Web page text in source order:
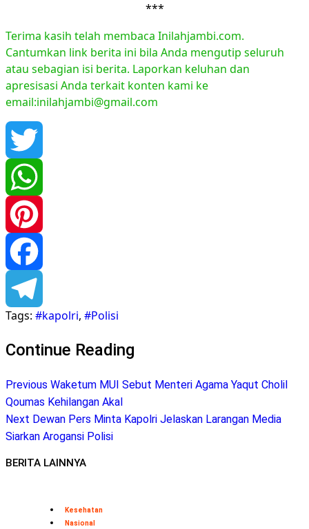
***
Terima kasih telah membaca Inilahjambi.com.
Cantumkan link berita ini bila Anda mengutip seluruh
atau sebagian isi berita. Laporkan keluhan dan
apresisasi Anda terkait konten kami ke
email:inilahjambi@gmail.com
Twitter
WhatsApp
Pinterest
Facebook
Telegram
Tags: #kapolri, #Polisi
Continue Reading
Previous Waketum MUI Sebut Menteri Agama Yaqut Cholil
Qoumas Kehilangan Akal
Next Dewan Pers Minta Kapolri Jelaskan Larangan Media
Siarkan Arogansi Polisi
BERITA LAINNYA
Kesehatan
Nasional